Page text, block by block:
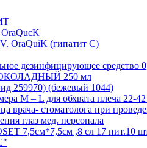
OraQuiK (гипатит С)
дезинфицирующее средство
250 мл
259970) (бежевый 1044)
М – L для обхвата плеча 22-
врача- стоматолога при
глаз мед. персонала
7,5см*7,5см ,8 сл 17 нит.10